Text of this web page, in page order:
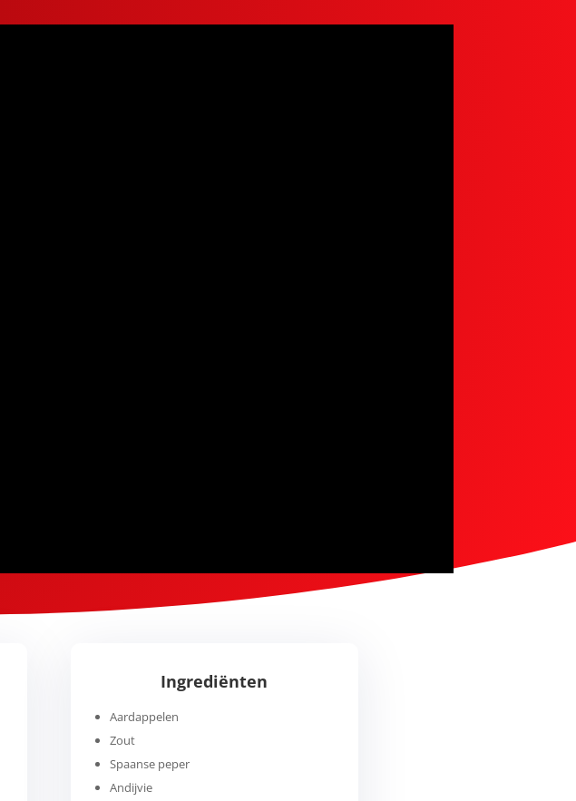
Ingrediënten
Aardappelen
Zout
Spaanse peper
Andijvie